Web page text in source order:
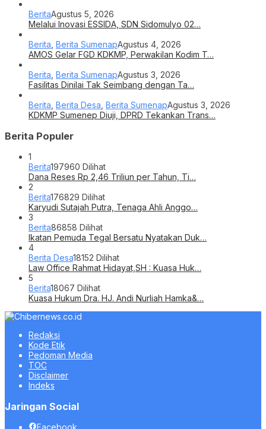
BeritaAgustus 5, 2026
Melalui Inovasi ESSIDA, SDN Sidomulyo 02…
Berita Berita SumenapAgustus 4, 2026
AMOS Gelar FGD KDKMP, Perwakilan Kodim T…
Berita Berita SumenapAgustus 3, 2026
Fasilitas Dinilai Tak Seimbang dengan Ta…
Berita Berita Desa Berita SumenapAgustus 3, 2026
KDKMP Sumenep Diuji, DPRD Tekankan Trans…
Berita Populer
1
Berita197960 Dilihat
Dana Reses Rp 2,46 Triliun per Tahun, Ti…
2
Berita176829 Dilihat
Karyudi Sutajah Putra, Tenaga Ahli Anggo…
3
Berita86858 Dilihat
Ikatan Pemuda Tegal Bersatu Nyatakan Duk…
4
Berita Desa18152 Dilihat
Law Office Rahmat Hidayat,SH : Kuasa Huk…
5
Berita18067 Dilihat
Kuasa Hukum Dra. HJ. Andi Nurliah Hamka&…
Redaksi
Kode Etik
Pedoman Media
TOC
Disclaimer
Indeks
Jaringan Social
Facebook